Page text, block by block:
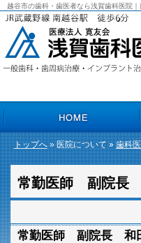
常勤医師 副院長
越谷市の歯科・歯医者なら浅賀歯科医院
トップへ» 医院について »歯科
常勤医師 副院長 和
HOME